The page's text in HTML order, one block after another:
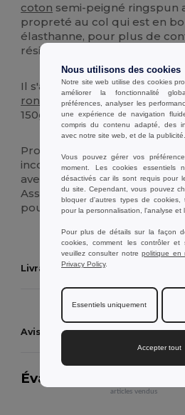
coton semi-peigné ringspun
propreté au col qui est en
élasthanne, pour plus de
résistance.
Il s'agit de T-shirts à
rond
en tissu 100%cotonde
150g/m2. Ni trop fin, ni trop
Proposé de la taille XS à la
incontournable peut-être
avec des tarifs dégressifs
Associations, responsables
pour uniformiser les
Livraison
Avis clients sur le T‑shirt unisexe
Évaluation:
articles vendus
Nous utilisons des cookies
Notre site web utilise des cookies
améliorer la fonctionnalité
préférences, analyser les
une expérience de navigation
compris du contenu adapté, des
avec notre site web, et de la publicité.
Vous pouvez gérer vos
moment. Les cookies essentiels
désactivés car ils sont requis pour
du site. Cependant, vous pouvez
bloquer d'autres types de cookies,
pour la personnalisation, l'analyse et
Pour plus de détails sur la façon
cookies, comment les contrôler et
veuillez consulter notrepolitique en
Privacy Policy.
Essentiels uniquement
Accepter tout